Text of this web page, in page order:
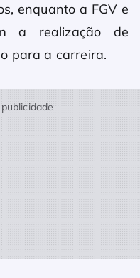
enquanto a FGV e
a realização de
para a carreira.